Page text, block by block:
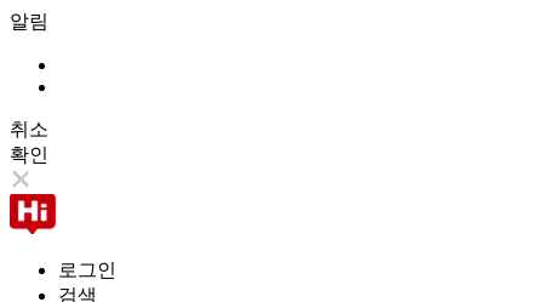
알림
취소
확인
로그인
검색